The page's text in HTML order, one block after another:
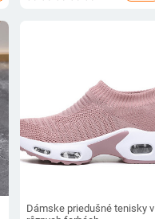
Dámske priedušné tenisky v